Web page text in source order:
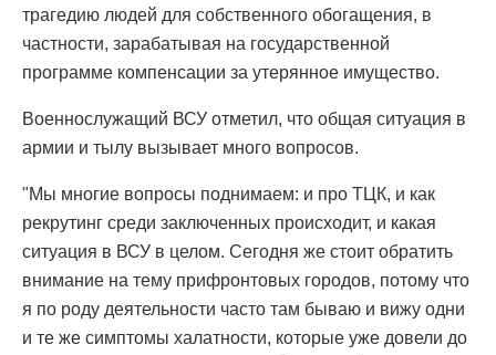
трагедию людей для собственного обогащения, в
частности, зарабатывая на государственной
программе компенсации за утерянное имущество.
Военнослужащий ВСУ отметил, что общая ситуация в
армии и тылу вызывает много вопросов.
"Мы многие вопросы поднимаем: и про ТЦК, и как
рекрутинг среди заключенных происходит, и какая
ситуация в ВСУ в целом. Сегодня же стоит обратить
внимание на тему прифронтовых городов, потому что
я по роду деятельности часто там бываю и вижу одни
и те же симптомы халатности, которые уже довели до